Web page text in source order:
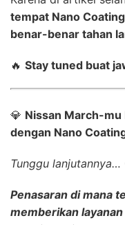
tempat Nano
benar-benar tahan
🔥 Stay tuned buat
💎 Nissan March-
dengan Nano
Tunggu lanjutannya…
Penasaran di mana
memberikan layanan